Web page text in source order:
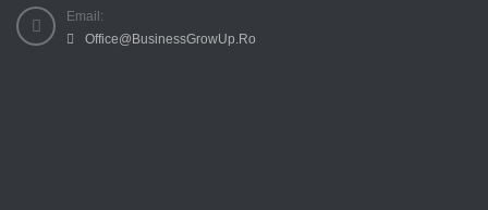
Email:
Office@BusinessGrowUp.Ro